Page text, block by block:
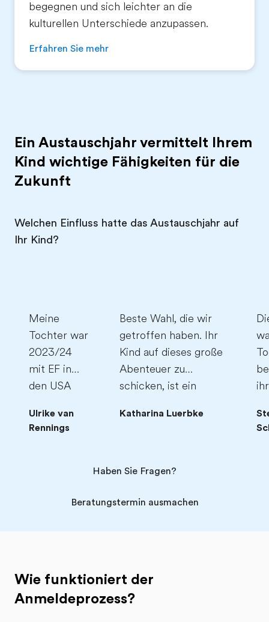
begegnen und sich leichter an die
kulturellen Unterschiede anzupassen.
Erfahren Sie mehr
Ein Austauschjahr vermittelt Ihrem
Kind wichtige Fähigkeiten für die
Zukunft
Welchen Einfluss hatte das Austauschjahr auf
Ihr Kind?
Meine
Tochter war
2023/24
mit EF in
den USA
waren
rundum sehr
und auch
während des
Aufenthaltes
Ulrike van
Rennings
Beste Wahl, die wir
getroffen haben. Ihr
Kind auf dieses große
Abenteuer zu
schicken, ist ein
dafür braucht es eine
vertrauen. Sollten wir
Austauschorganisation
Katharina Luerbke
Haben Sie Fragen?
Beratungstermin ausmachen
Wie funktioniert der
Anmeldeprozess?